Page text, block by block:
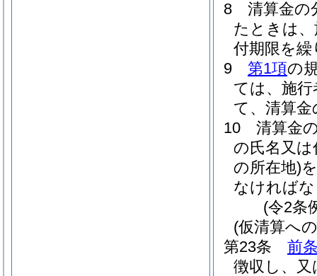
8
清算金の
たときは
付期限を
9
第1項の
ては、施
て、清算
10
清算金
の氏名又は
の所在地)
なければ
(令2条
(仮清算へ
第23条
前
徴収し、